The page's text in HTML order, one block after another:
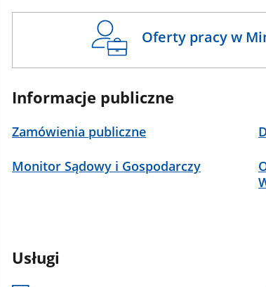
Oferty pracy w
Informacje publiczne
Zamówienia publiczne
Monitor Sądowy i Gospodarczy
Usługi